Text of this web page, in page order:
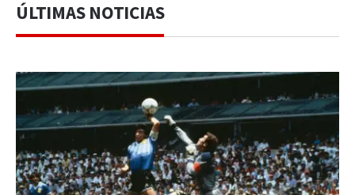
ÚLTIMAS NOTICIAS